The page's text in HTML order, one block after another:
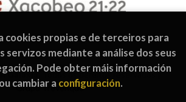
Galaxia . Todos os dereitos reservados |
Grupo Trevenque
cookies propias e de terceiros para
servizos mediante a análise dos seus
Pode obter máis información
cambiar a configuración.